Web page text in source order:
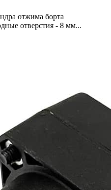
отжима борта
отверстия - 8 мм...